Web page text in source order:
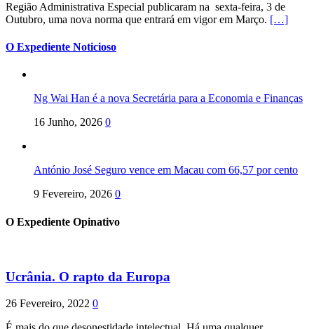
Região Administrativa Especial publicaram na sexta-feira, 3 de
Outubro, uma nova norma que entrará em vigor em Março. […]
O Expediente Noticioso
Ng Wai Han é a nova Secretária para a Economia e Finanças
16 Junho, 2026 0
António José Seguro vence em Macau com 66,57 por cento
9 Fevereiro, 2026 0
O Expediente Opinativo
Ucrânia. O rapto da Europa
26 Fevereiro, 2022 0